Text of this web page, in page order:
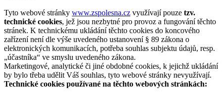
Tyto webové stránky www.zspolesna.cz využívají pouze tzv.
technické cookies, jež jsou nezbytné pro provoz a fungování těchto
stránek. K technickému ukládání těchto cookies do koncového
zařízení není dle výše uvedeného ustanovení § 89 zákona o
elektronických komunikacích, potřeba souhlas subjektu údajů, resp.
„účastníka“ ve smyslu uvedeného zákona.
Marketingové, analytické či jiné obdobné cookies, k jejichž ukládání
by bylo třeba udělit Váš souhlas, tyto webové stránky nevyužívají.
Technické cookies používané na těchto webových stránkách: